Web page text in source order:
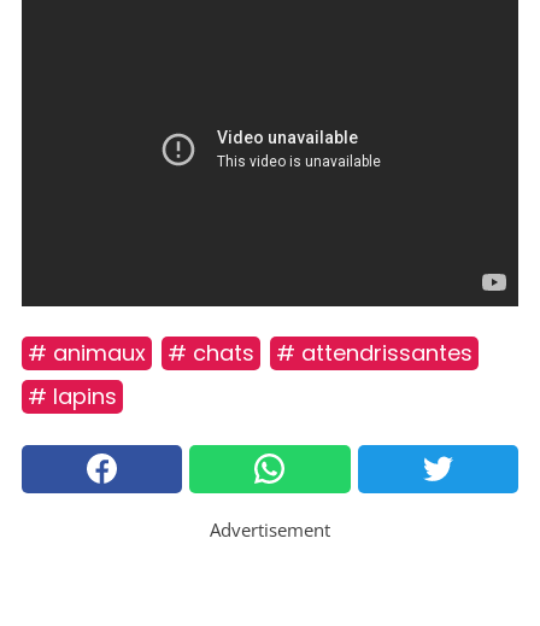
# animaux # chats
# attendrissantes
# lapins
Advertisement